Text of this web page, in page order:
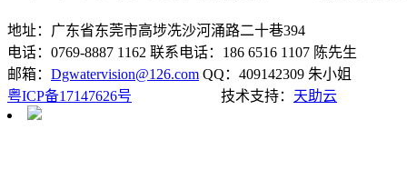
地址：广东省东莞市高埗冼沙河涌路二十巷394
电话：0769-8887 1162 联系电话：186 6516 1107 陈先生
邮箱： Dgwatervision@126.com QQ：409142309 朱小姐
粤ICP备17147626号
技术支持： 天助云